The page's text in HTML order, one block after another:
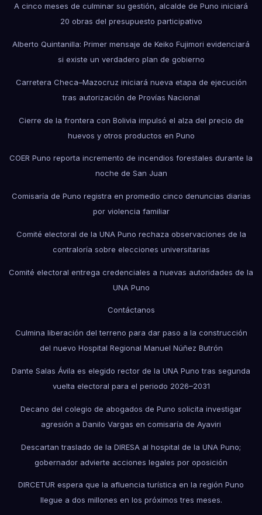
A cinco meses de culminar su gestión, alcalde de Puno iniciará
20 obras del presupuesto participativo
Alberto Quintanilla: Primer mensaje de Keiko Fujimori evidenciará
si existe un verdadero plan de gobierno
Carretera Checa–Mazocruz iniciará nueva etapa de ejecución
tras autorización de Provías Nacional
Cierre de la frontera con Bolivia impulsó el alza del precio de
huevos y otros productos en Puno
COER Puno reporta incremento de incendios forestales durante la
noche de San Juan
Comisaría de Puno registra en promedio cinco denuncias diarias
por violencia familiar
Comité electoral de la UNA Puno rechaza observaciones de la
contraloría sobre elecciones universitarias
Comité electoral entrega credenciales a nuevas autoridades de la
UNA Puno
Contáctanos
Culmina liberación del terreno para dar paso a la construcción
del nuevo Hospital Regional Manuel Núñez Butrón
Dante Salas Ávila es elegido rector de la UNA Puno tras segunda
vuelta electoral para el periodo 2026–2031
Decano del colegio de abogados de Puno solicita investigar
agresión a Danilo Vargas en comisaría de Ayaviri
Descartan traslado de la DIRESA al hospital de la UNA Puno;
gobernador advierte acciones legales por oposición
DIRCETUR espera que la afluencia turística en la región Puno
llegue a dos millones en los próximos tres meses.